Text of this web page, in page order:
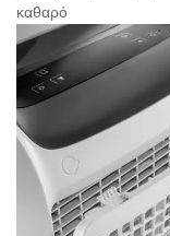
καθαρό